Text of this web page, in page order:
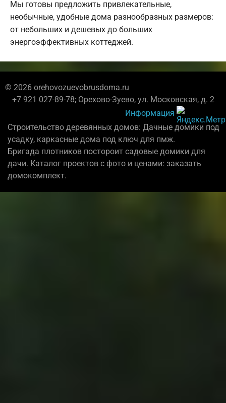
Мы готовы предложить привлекательные,
необычные, удобные дома разнообразных размеров:
от небольших и дешевых до больших
энергоэффективных коттеджей.
© 2026 orehovozuevobrusdoma.ru
+7 921 027-89-78; Орехово-Зуево, ул. Московская, д. 2
Информация
Строительство деревянных домов: Дачные домики под
усадку, каркасные дома под ключ для пмж.
Бригада плотников постороит садовые домики для
дачи. Каталог проектов с фото и ценами: заказать
домокомплект.